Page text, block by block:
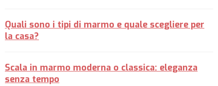
Quali sono i tipi di marmo e quale scegliere per
la casa?
Scala in marmo moderna o classica: eleganza
senza tempo